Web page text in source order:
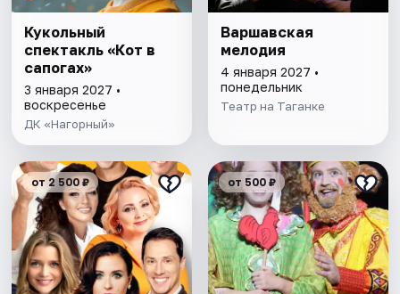
Кукольный
спектакль «Кот в
сапогах»
3 января 2027 •
воскресенье
ДК «Нагорный»
Варшавская
мелодия
4 января 2027 •
понедельник
Театр на Таганке
от 2 500 ₽ от 500 ₽